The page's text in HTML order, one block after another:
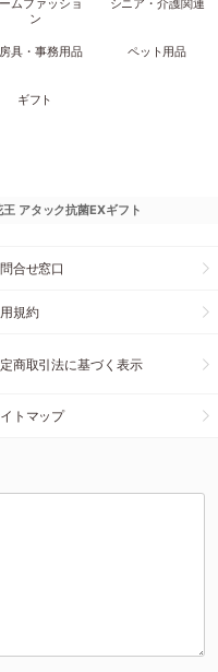
ムファッショ
ン
シニア・介護関連
具・事務用品 ペット用品
ギフト
王 アタック抗菌EXギフト
合せ窓口
規約
商取引法に基づく表示
トマップ